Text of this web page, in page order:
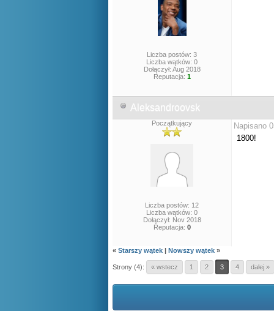
Liczba postów: 3
Liczba wątków: 0
Dołączył: Aug 2018
Reputacja: 1
Aleksandroovsk
Początkujący
Liczba postów: 12
Liczba wątków: 0
Dołączył: Nov 2018
Reputacja: 0
Napisano
1800!
« Starszy wątek | Nowszy wątek »
Strony (4): « wstecz 1 2 3 4 dalej »